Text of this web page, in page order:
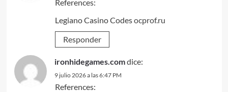
References:
Legiano Casino Codesocprof.ru
Responder
ironhidegames.comdice:
9 julio 2026 a las 6:47 PM
References: